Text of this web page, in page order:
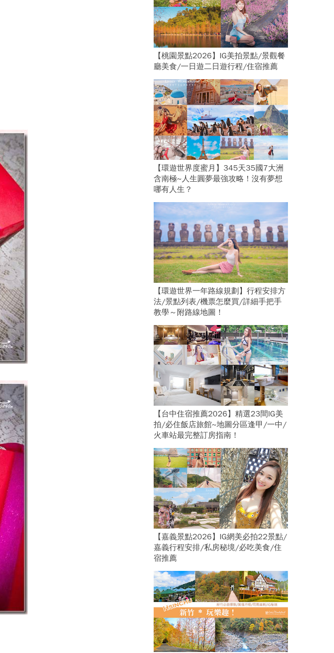
【桃園景點2026】IG美拍景點/景觀餐
廳美食/一日遊二日遊行程/住宿推薦
【環遊世界度蜜月】345天35國7大洲
含南極~人生圓夢最強攻略！沒有夢想
哪有人生？
【環遊世界一年路線規劃】行程安排方
法/景點列表/機票怎麼買/詳細手把手
教學～附路線地圖！
【台中住宿推薦2026】精選23間IG美
拍/必住飯店旅館~地圖分區逢甲/一中/
火車站最完整訂房指南！
【嘉義景點2026】IG網美必拍22景點/
嘉義行程安排/私房秘境/必吃美食/住
宿推薦